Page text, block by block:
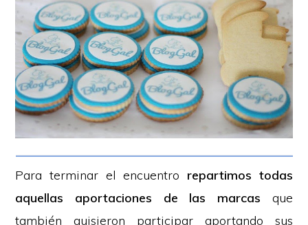
Para terminar el encuentro repartimos todas
aquellas aportaciones de las marcas que
también quisieron participar aportando sus